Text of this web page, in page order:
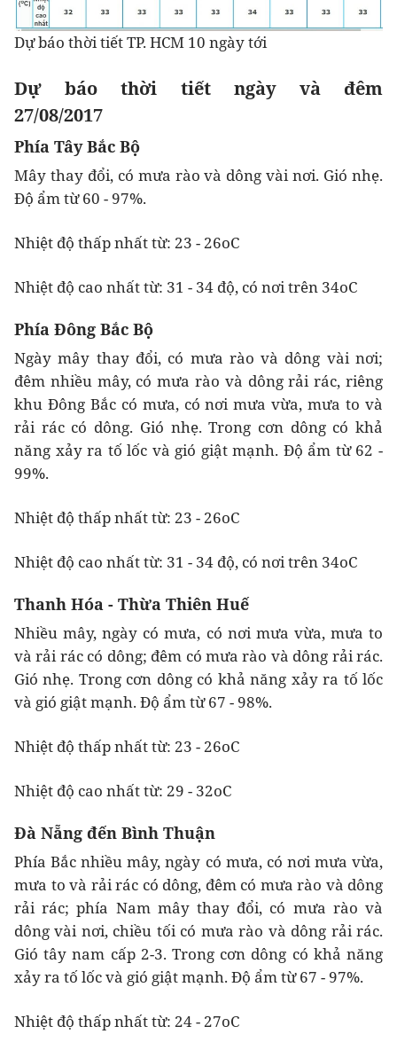
Dự báo thời tiết TP. HCM 10 ngày tới
Dự báo thời tiết ngày và đêm
27/08/2017
Phía Tây Bắc Bộ
Mây thay đổi, có mưa rào và dông vài nơi. Gió nhẹ.
Độ ẩm từ 60 - 97%.
Nhiệt độ thấp nhất từ: 23 - 26oC
Nhiệt độ cao nhất từ: 31 - 34 độ, có nơi trên 34oC
Phía Đông Bắc Bộ
Ngày mây thay đổi, có mưa rào và dông vài nơi;
đêm nhiều mây, có mưa rào và dông rải rác, riêng
khu Đông Bắc có mưa, có nơi mưa vừa, mưa to và
rải rác có dông. Gió nhẹ. Trong cơn dông có khả
năng xảy ra tố lốc và gió giật mạnh. Độ ẩm từ 62 -
99%.
Nhiệt độ thấp nhất từ: 23 - 26oC
Nhiệt độ cao nhất từ: 31 - 34 độ, có nơi trên 34oC
Thanh Hóa - Thừa Thiên Huế
Nhiều mây, ngày có mưa, có nơi mưa vừa, mưa to
và rải rác có dông; đêm có mưa rào và dông rải rác.
Gió nhẹ. Trong cơn dông có khả năng xảy ra tố lốc
và gió giật mạnh. Độ ẩm từ 67 - 98%.
Nhiệt độ thấp nhất từ: 23 - 26oC
Nhiệt độ cao nhất từ: 29 - 32oC
Đà Nẵng đến Bình Thuận
Phía Bắc nhiều mây, ngày có mưa, có nơi mưa vừa,
mưa to và rải rác có dông, đêm có mưa rào và dông
rải rác; phía Nam mây thay đổi, có mưa rào và
dông vài nơi, chiều tối có mưa rào và dông rải rác.
Gió tây nam cấp 2-3. Trong cơn dông có khả năng
xảy ra tố lốc và gió giật mạnh. Độ ẩm từ 67 - 97%.
Nhiệt độ thấp nhất từ: 24 - 27oC